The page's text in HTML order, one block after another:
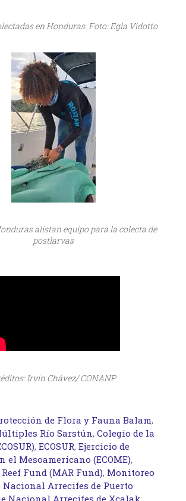
en Honduras. Foto: Egla Vidotto
alistan equipo para la colecta de
postlarvas
Irvin Chávez/ CONANP
de Flora y Fauna Balam,
Río Sarstún,Colegio de la
,ECOSUR,Ejercicio de
el Mesoamericano (ECOME),
Fund (MAR Fund), Monitoreo
Nacional Arrecifes de Puerto
Nacional Arrecifes de Xcalak